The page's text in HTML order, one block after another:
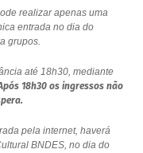
realizar apenas uma
entrada no dia do
grupos.
até 18h30, mediante
18h30 os ingressos não
pela internet, haverá
BNDES, no dia do